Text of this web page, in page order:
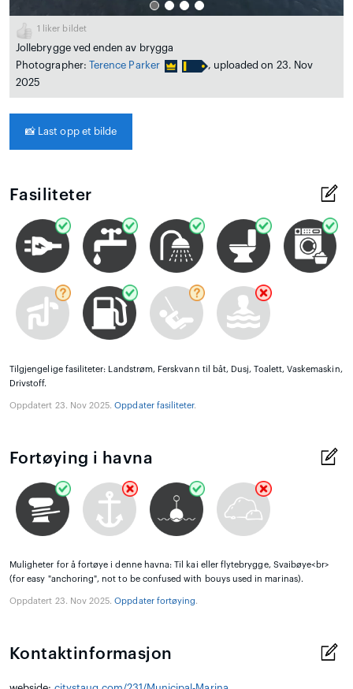
1 liker bildet
Jollebrygge ved enden av brygga
Photographer: Terence Parker
, uploaded on 23. Nov
2025
📸 Last opp et bilde
Fasiliteter
Tilgjengelige fasiliteter: Landstrøm, Ferskvann til båt, Dusj, Toalett, Vaskemaskin,
Drivstoff.
Oppdatert 23. Nov 2025.Oppdater fasiliteter.
Fortøying i havna
Muligheter for å fortøye i denne havna: Til kai eller flytebrygge, Svaibøye<br>
(for easy "anchoring", not to be confused with bouys used in marinas).
Oppdatert 23. Nov 2025.Oppdater fortøying.
Kontaktinformasjon